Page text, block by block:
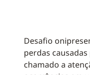
Desafio
perdas
chamado a